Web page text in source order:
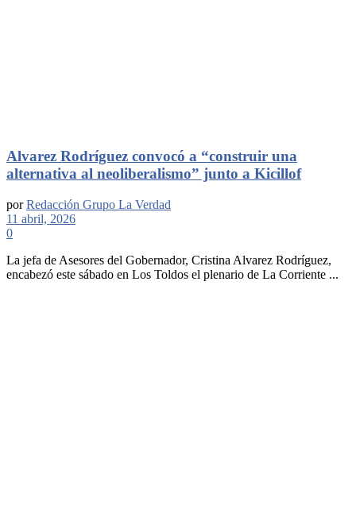
Alvarez Rodríguez convocó a “construir una
alternativa al neoliberalismo” junto a Kicillof
por Redacción Grupo La Verdad
11 abril, 2026
0
La jefa de Asesores del Gobernador, Cristina Alvarez Rodríguez,
encabezó este sábado en Los Toldos el plenario de La Corriente ...